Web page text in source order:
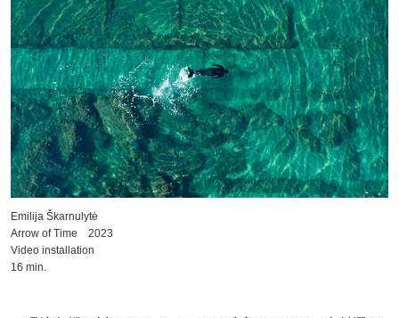
Emilija Škarnulytė
Arrow of Time 2023
Video installation
16 min.